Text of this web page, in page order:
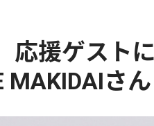
援ゲスト
MAKIDAIさ